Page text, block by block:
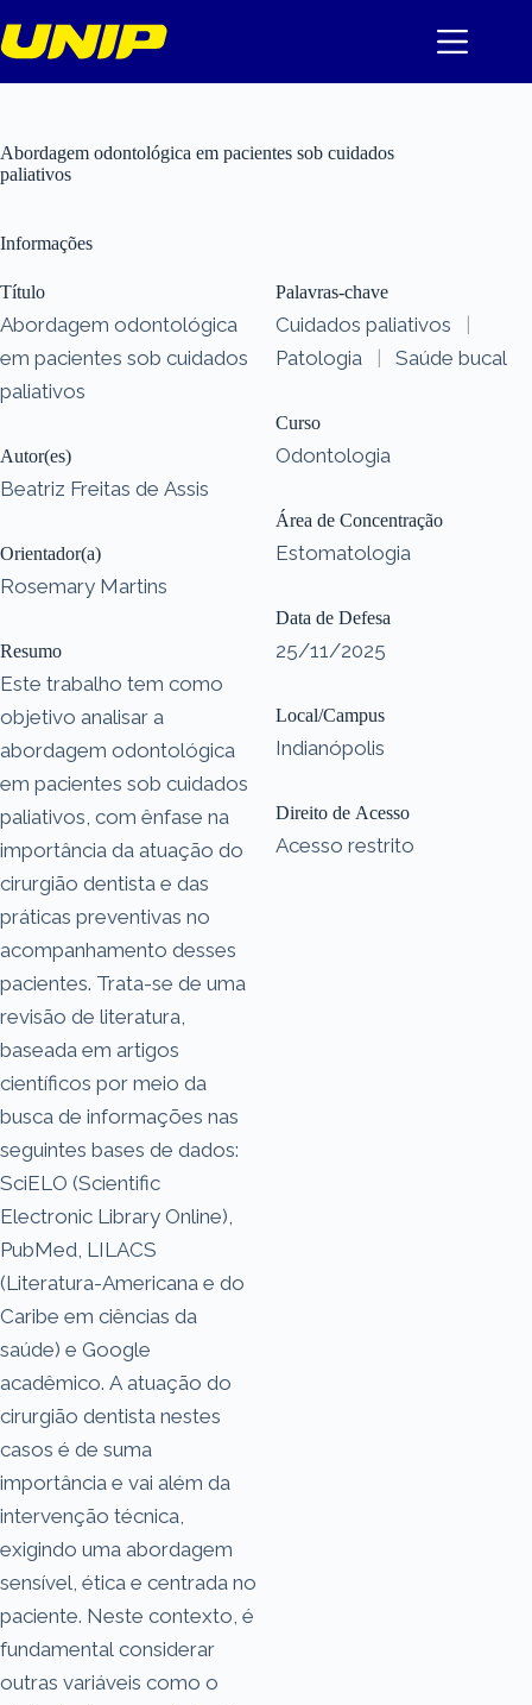
para
o
Abordagem odontológica em pacientes sob cuidados
paliativos
Informações
Título
Abordagem odontológica
em pacientes sob cuidados
paliativos
Autor(es)
Beatriz Freitas de Assis
Orientador(a)
Rosemary Martins
Resumo
Este trabalho tem como
objetivo analisar a
abordagem odontológica
em pacientes sob cuidados
paliativos, com ênfase na
importância da atuação do
cirurgião dentista e das
práticas preventivas no
acompanhamento desses
pacientes. Trata-se de uma
revisão de literatura,
baseada em artigos
científicos por meio da
busca de informações nas
seguintes bases de dados:
SciELO (Scientific
Electronic Library Online),
PubMed, LILACS
(Literatura-Americana e do
Caribe em ciências da
saúde) e Google
acadêmico. A atuação do
cirurgião dentista nestes
casos é de suma
importância e vai além da
intervenção técnica,
exigindo uma abordagem
sensível, ética e centrada no
paciente. Neste contexto, é
fundamental considerar
outras variáveis como o
Palavras-chave
Cuidados paliativos
|
Patologia
| Saúde bucal
Curso
Odontologia
Área de Concentração
Estomatologia
Data de Defesa
25/11/2025
Local/Campus
Indianópolis
Direito de Acesso
Acesso restrito